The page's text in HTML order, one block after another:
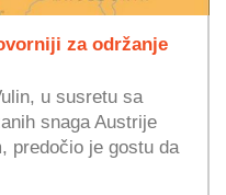
za održanje
u susretu sa
snaga Austrije
predočio je gostu da